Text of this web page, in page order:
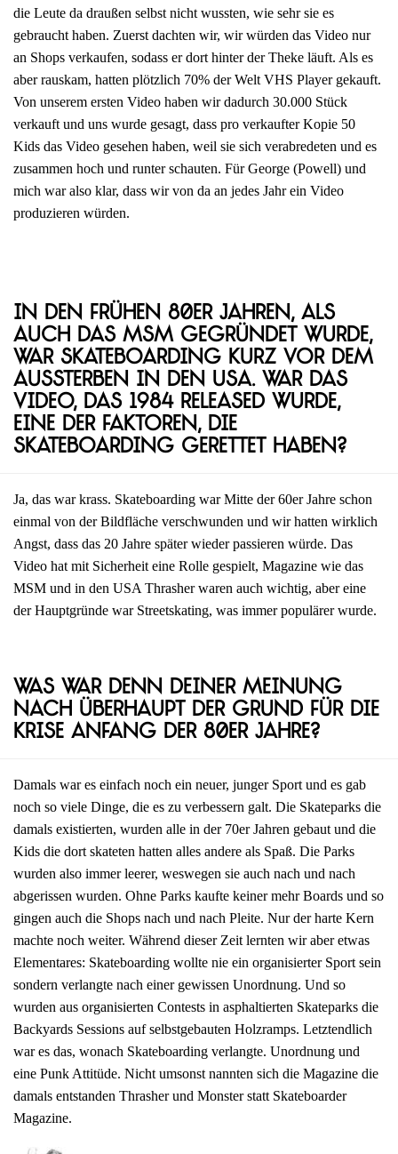
die Leute da draußen selbst nicht wussten, wie sehr sie es
gebraucht haben. Zuerst dachten wir, wir würden das Video nur
an Shops verkaufen, sodass er dort hinter der Theke läuft. Als es
aber rauskam, hatten plötzlich 70% der Welt VHS Player gekauft.
Von unserem ersten Video haben wir dadurch 30.000 Stück
verkauft und uns wurde gesagt, dass pro verkaufter Kopie 50
Kids das Video gesehen haben, weil sie sich verabredeten und es
zusammen hoch und runter schauten. Für George (Powell) und
mich war also klar, dass wir von da an jedes Jahr ein Video
produzieren würden.
In den frühen 80er Jahren, als
auch das MSM gegründet wurde,
war Skateboarding kurz vor dem
Aussterben in den USA. War das
Video, das 1984 released wurde,
eine der Faktoren, die
Skateboarding gerettet haben?
Ja, das war krass. Skateboarding war Mitte der 60er Jahre schon
einmal von der Bildfläche verschwunden und wir hatten wirklich
Angst, dass das 20 Jahre später wieder passieren würde. Das
Video hat mit Sicherheit eine Rolle gespielt, Magazine wie das
MSM und in den USA Thrasher waren auch wichtig, aber eine
der Hauptgründe war Streetskating, was immer populärer wurde.
Was war denn deiner Meinung
nach überhaupt der Grund für die
Krise Anfang der 80er Jahre?
Damals war es einfach noch ein neuer, junger Sport und es gab
noch so viele Dinge, die es zu verbessern galt. Die Skateparks die
damals existierten, wurden alle in der 70er Jahren gebaut und die
Kids die dort skateten hatten alles andere als Spaß. Die Parks
wurden also immer leerer, weswegen sie auch nach und nach
abgerissen wurden. Ohne Parks kaufte keiner mehr Boards und so
gingen auch die Shops nach und nach Pleite. Nur der harte Kern
machte noch weiter. Während dieser Zeit lernten wir aber etwas
Elementares: Skateboarding wollte nie ein organisierter Sport sein
sondern verlangte nach einer gewissen Unordnung. Und so
wurden aus organisierten Contests in asphaltierten Skateparks die
Backyards Sessions auf selbstgebauten Holzramps. Letztendlich
war es das, wonach Skateboarding verlangte. Unordnung und
eine Punk Attitüde. Nicht umsonst nannten sich die Magazine die
damals entstanden Thrasher und Monster statt Skateboarder
Magazine.